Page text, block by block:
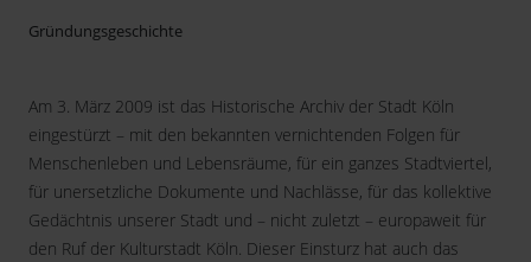
Gründungsgeschichte
Am 3. März 2009 ist das Historische Archiv der Stadt Köln
eingestürzt – mit den bekannten vernichtenden Folgen für
Menschenleben und Lebensräume, für ein ganzes Stadtviertel,
für unersetzliche Dokumente und Nachlässe, für das kollektive
Gedächtnis unserer Stadt und – nicht zuletzt – europaweit für
den Ruf der Kulturstadt Köln. Dieser Einsturz hat auch das